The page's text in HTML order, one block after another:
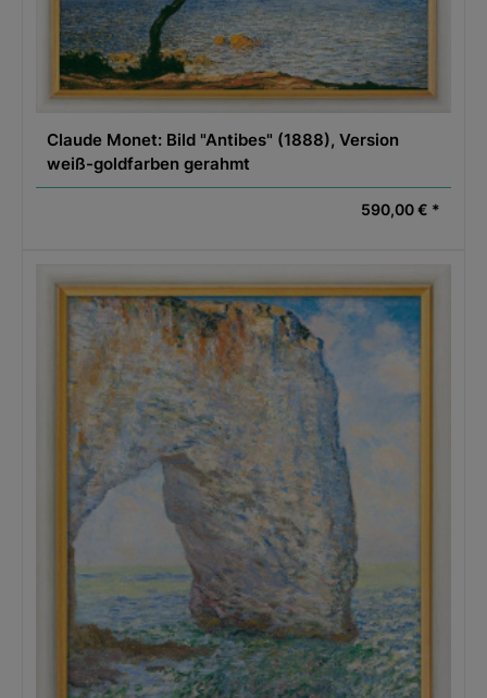
Claude Monet: Bild "Antibes" (1888), Version
weiß-goldfarben gerahmt
590,00 € *